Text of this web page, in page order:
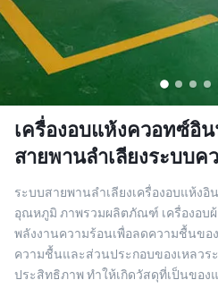
เครื่องอบแห้งควอทซ์อิ
สายพานลำเลียงระบบ
ระบบสายพานลำเลียงเครื่องอบแห้ง
อุณหภูมิ ภาพรวมผลิตภัณฑ์ เครื่องอบ
พลังงานความร้อนเพื่อลดความชื้นขอ
ความชื้นและส่วนประกอบของเหลวร
ประสิทธิภาพ ทำให้เกิดวัสดุที่เป็นขอ